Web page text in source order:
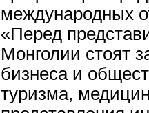
международных
«Перед
Монголии стоят
бизнеса и
туризма,